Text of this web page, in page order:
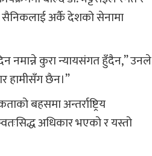
अर्कै देशको सेनामा
नमान्ने कुरा न्यायसंगत हुँदैन,” उनले
हामीसँग छैन।”
बहसमा अन्तर्राष्ट्रिय
अधिकार भएको र यस्तो